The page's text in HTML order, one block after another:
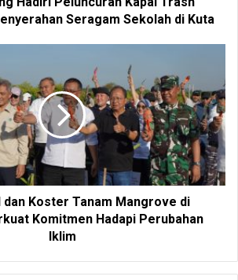
Seragam Sekolah di Kuta
dan Koster Tanam Mangrove di
Komitmen Hadapi Perubahan
Iklim